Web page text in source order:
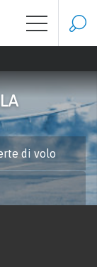
di volo